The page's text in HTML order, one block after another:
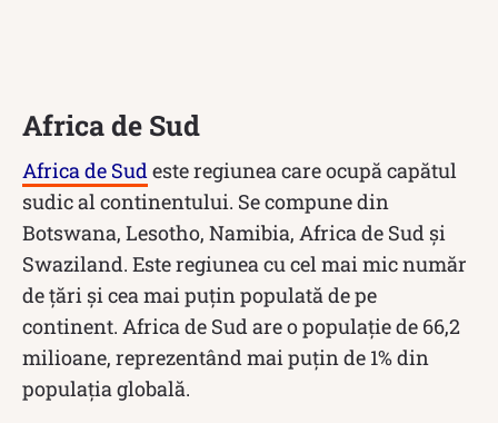
Africa de Sud
Africa de Sud este regiunea care ocupă capătul
sudic al continentului. Se compune din
Botswana, Lesotho, Namibia, Africa de Sud și
Swaziland. Este regiunea cu cel mai mic număr
de țări și cea mai puțin populată de pe
continent. Africa de Sud are o populație de 66,2
milioane, reprezentând mai puțin de 1% din
populația globală.